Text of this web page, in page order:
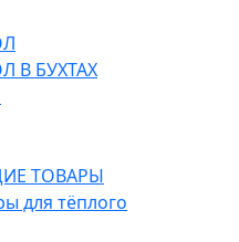
В БУХТАХ
ТОВАРЫ
для тёплого